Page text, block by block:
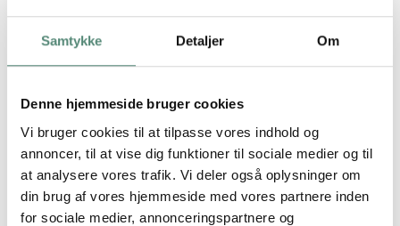
Samtykke Detaljer Om
Denne hjemmeside bruger cookies
Vi bruger cookies til at tilpasse vores indhold og
annoncer, til at vise dig funktioner til sociale medier og til
at analysere vores trafik. Vi deler også oplysninger om
din brug af vores hjemmeside med vores partnere inden
for sociale medier, annonceringspartnere og
følelse af dybde og hygge til din indretning. Hvis du er ude
efter en varm og livlig atmosfære, kan vores bambusrammer,
fastholde den naturlige charme, så tilbyder vi 40×50 rammer
med ege-look. Rammerne kombinerer det autentiske
farvespil fra naturen med en ensartet æstetik. De er
fremstillet med en kerne af fyrretræ og belagt med en smuk